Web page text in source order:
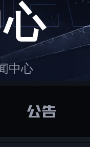
2
右击游戏，选择“
中心